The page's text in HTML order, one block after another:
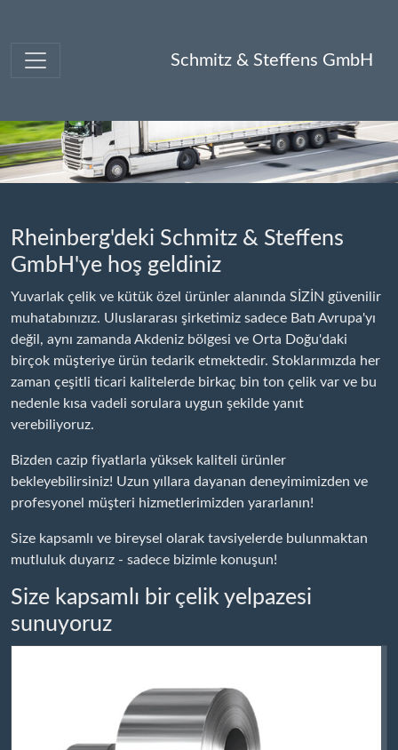
Schmitz & Steffens GmbH
Rheinberg'deki Schmitz & Steffens
GmbH'ye hoş geldiniz
Yuvarlak çelik ve kütük özel ürünler alanında SİZİN güvenilir
muhatabınızız. Uluslararası şirketimiz sadece Batı Avrupa'yı
değil, aynı zamanda Akdeniz bölgesi ve Orta Doğu'daki
birçok müşteriye ürün tedarik etmektedir. Stoklarımızda her
zaman çeşitli ticari kalitelerde birkaç bin ton çelik var ve bu
nedenle kısa vadeli sorulara uygun şekilde yanıt
verebiliyoruz.
Bizden cazip fiyatlarla yüksek kaliteli ürünler
bekleyebilirsiniz! Uzun yıllara dayanan deneyimimizden ve
profesyonel müşteri hizmetlerimizden yararlanın!
Size kapsamlı ve bireysel olarak tavsiyelerde bulunmaktan
mutluluk duyarız - sadece bizimle konuşun!
Size kapsamlı bir çelik yelpazesi
sunuyoruz